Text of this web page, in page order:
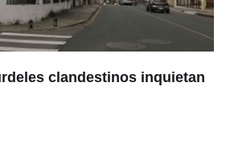
clandestinos inquietan